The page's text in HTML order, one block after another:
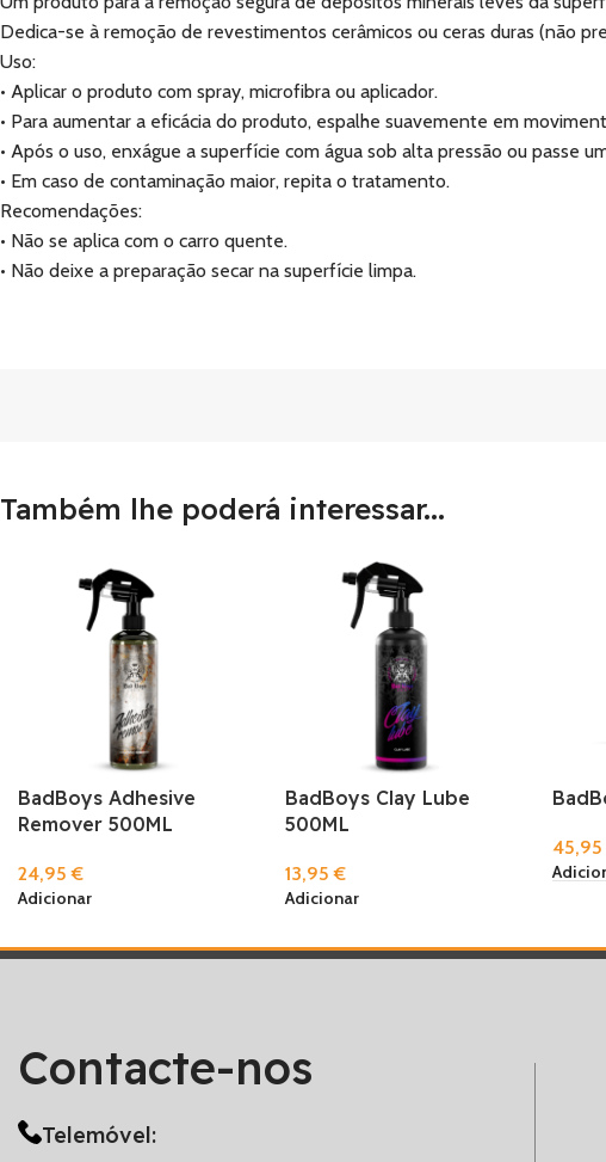
Dedica-se à remoção de revestimentos cerâmicos ou ceras duras (não
Uso:
• Aplicar o produto com spray, microfibra ou aplicador.
• Para aumentar a eficácia do produto, espalhe suavemente em
• Após o uso, enxágue a superfície com água sob alta pressão ou passe
• Em caso de contaminação maior, repita o tratamento.
Recomendações:
• Não se aplica com o carro quente.
• Não deixe a preparação secar na superfície limpa.
Também lhe poderá interessar...
BadBoys Adhesive
Remover 500ML
24,95€
Adicionar
BadBoys Clay Lube
500ML
13,95€
Adicionar
45,95
Contacte-nos
Telemóvel: